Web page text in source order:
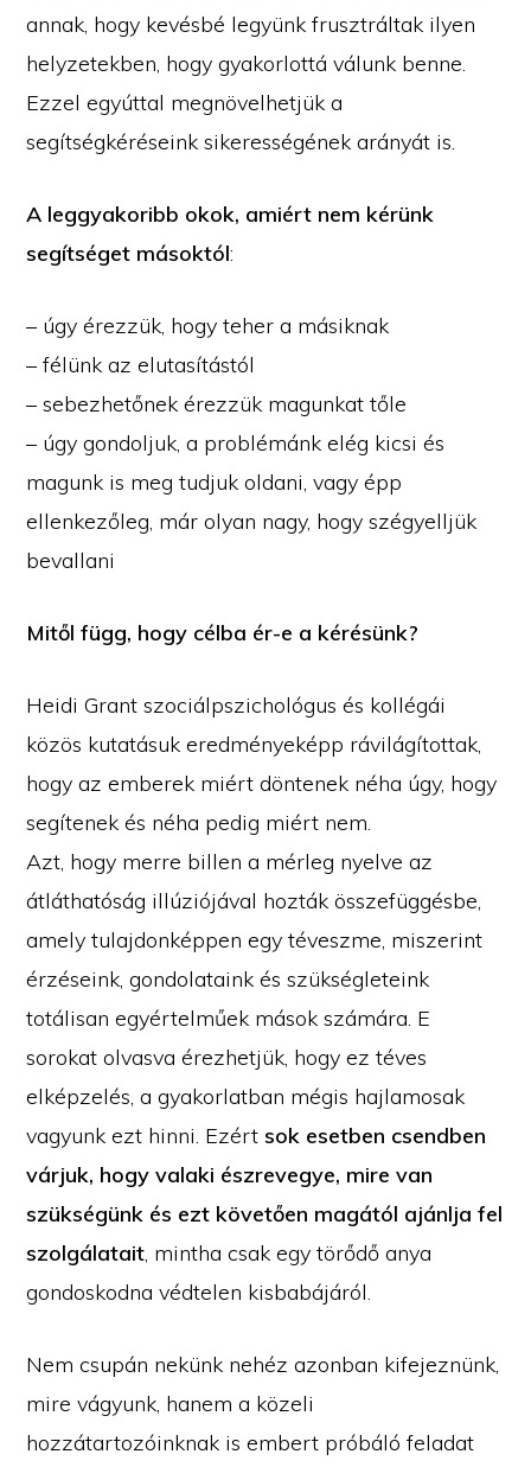
annak, hogy kevésbé legyünk frusztráltak ilyen
helyzetekben, hogy gyakorlottá válunk benne.
Ezzel egyúttal megnövelhetjük a
segítségkéréseink sikerességének arányát is.
A leggyakoribb okok, amiért nem kérünk
segítséget másoktól:
– úgy érezzük, hogy teher a másiknak
– félünk az elutasítástól
– sebezhetőnek érezzük magunkat tőle
– úgy gondoljuk, a problémánk elég kicsi és
magunk is meg tudjuk oldani, vagy épp
ellenkezőleg, már olyan nagy, hogy szégyelljük
bevallani
Mitől függ, hogy célba ér-e a kérésünk?
Heidi Grant szociálpszichológus és kollégái
közös kutatásuk eredményeképp rávilágítottak,
hogy az emberek miért döntenek néha úgy, hogy
segítenek és néha pedig miért nem.
Azt, hogy merre billen a mérleg nyelve az
átláthatóság illúziójával hozták összefüggésbe,
amely tulajdonképpen egy téveszme, miszerint
érzéseink, gondolataink és szükségleteink
totálisan egyértelműek mások számára. E
sorokat olvasva érezhetjük, hogy ez téves
elképzelés, a gyakorlatban mégis hajlamosak
vagyunk ezt hinni. Ezértsok esetben csendben
várjuk, hogy valaki észrevegye, mire van
szükségünk és ezt követően magától ajánlja fel
szolgálatait, mintha csak egy törődő anya
gondoskodna védtelen kisbabájáról.
Nem csupán nekünk nehéz azonban kifejeznünk,
mire vágyunk, hanem a közeli
hozzátartozóinknak is embert próbáló feladat